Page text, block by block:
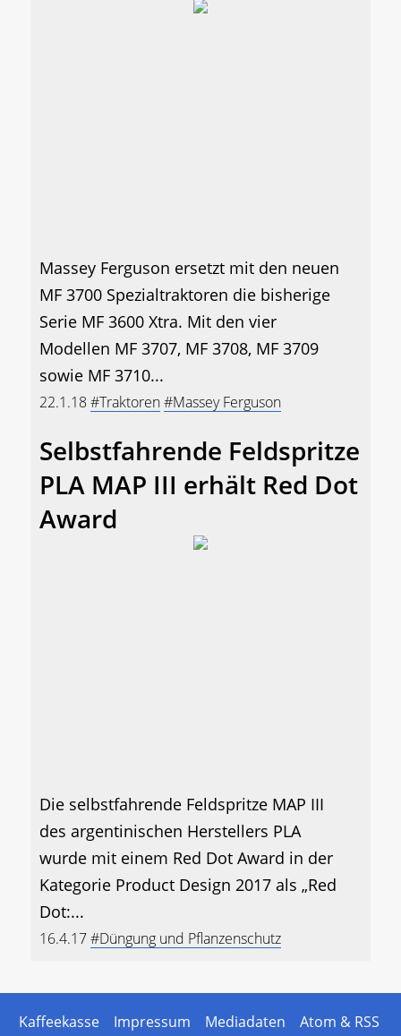
Massey Ferguson ersetzt mit den neuen
MF 3700 Spezialtraktoren die bisherige
Serie MF 3600 Xtra. Mit den vier
Modellen MF 3707, MF 3708, MF 3709
sowie MF 3710...
22.1.18#Traktoren#Massey Ferguson
Selbstfahrende Feldspritze
PLA MAP III erhält Red Dot
Award
Die selbstfahrende Feldspritze MAP III
des argentinischen Herstellers PLA
wurde mit einem Red Dot Award in der
Kategorie Product Design 2017 als „Red
Dot:...
16.4.17#Düngung und Pflanzenschutz
Kaffeekasse Impressum Mediadaten
Atom & RSS